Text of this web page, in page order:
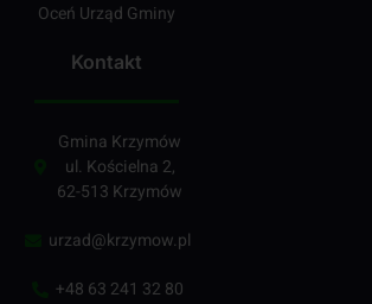
Oceń Urząd Gminy
Kontakt
Gmina Krzymów
ul. Kościelna 2,
62-513 Krzymów
urzad@krzymow.pl
+48 63 241 32 80